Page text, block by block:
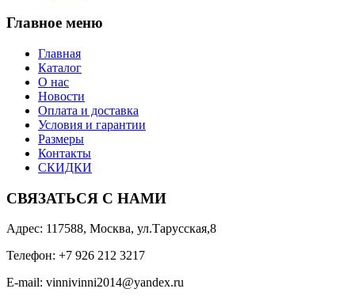
Главное меню
Главная
Каталог
О нас
Новости
Оплата и доставка
Условия и гарантии
Размеры
Контакты
СКИДКИ
СВЯЗАТЬСЯ С НАМИ
Адрес: 117588, Москва, ул.Тарусская,8
Телефон: +7 926 212 3217
E-mail: vinnivinni2014@yandex.ru